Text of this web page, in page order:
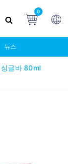
0
뉴스
싱글바 80ml